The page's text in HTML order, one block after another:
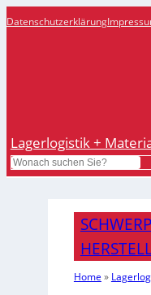
Datenschutzerklärung
Lagerlogistik +
Search
Home »